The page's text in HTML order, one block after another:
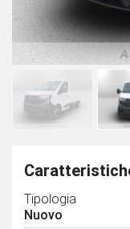
Tipologia
Nuovo